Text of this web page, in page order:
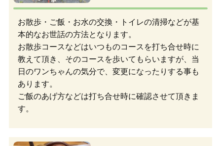
お散歩・ご飯・お水の交換・トイレの清掃などが基
本的なお世話の方法となります。
お散歩コースなどはいつものコースを打ち合せ時に
教えて頂き、そのコースを歩いてもらいますが、当
日のワンちゃんの気分で、変更になったりする事も
あります。
ご飯のあげ方などは打ち合せ時に確認させて頂きま
す。